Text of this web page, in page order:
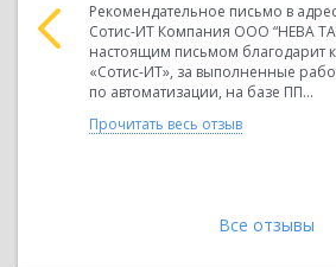
г.
Рекомендательное письмо в
Сотис-ИТ Компания ООО “НЕВА
настоящим письмом благодарит
«Сотис-ИТ», за выполненные
по автоматизации, на базе ПП...
Прочитать весь отзыв
Все отзывы